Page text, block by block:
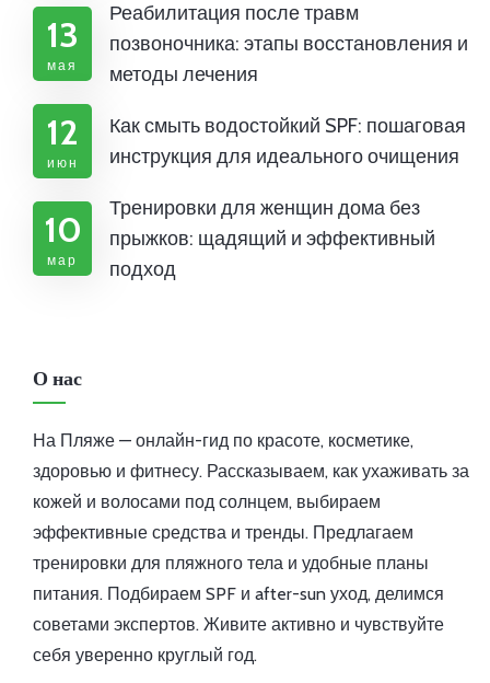
13
мая
Реабилитация после травм
позвоночника: этапы восстановления и
методы лечения
12
июн
Как смыть водостойкий SPF: пошаговая
инструкция для идеального очищения
10
мар
Тренировки для женщин дома без
прыжков: щадящий и эффективный
подход
О нас
На Пляже — онлайн-гид по красоте, косметике,
здоровью и фитнесу. Рассказываем, как ухаживать за
кожей и волосами под солнцем, выбираем
эффективные средства и тренды. Предлагаем
тренировки для пляжного тела и удобные планы
питания. Подбираем SPF и after-sun уход, делимся
советами экспертов. Живите активно и чувствуйте
себя уверенно круглый год.